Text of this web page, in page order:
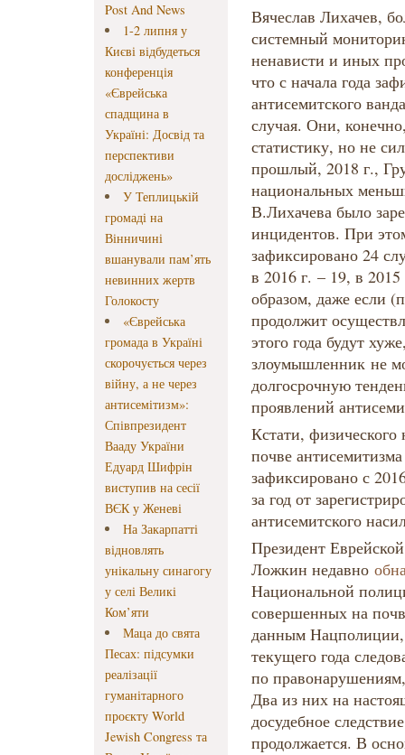
Post And News
1-2 липня у
Києві відбудеться
конференція
«Єврейська
спадщина в
Україні: Досвід та
перспективи
досліджень»
У Теплицькій
громаді на
Вінничині
вшанували пам’ять
невинних жертв
Голокосту
«Єврейська
громада в Україні
скорочується через
війну, а не через
антисемітизм»:
Співпрезидент
Вааду України
Едуард Шифрін
виступив на сесії
ВЄК у Женеві
На Закарпатті
відновлять
унікальну синагогу
у селі Великі
Ком’яти
Маца до свята
Песах: підсумки
реалізації
гуманітарного
проєкту World
Jewish Congress та
Вячеслав Лихачев,
системный
ненависти и иных
что с начала года
антисемитского
случая. Они,
статистику, но не
прошлый, 2018 г.,
национальных
В.Лихачева было
инцидентов. При
зафиксировано 24
в 2016 г. – 19, в
образом, даже если
продолжит
этого года будут
злоумышленник не
долгосрочную
проявлений
Кстати,
почве
зафиксировано с
за год от
антисемитского
Президент
Ложкин недавно
Национальной
совершенных на
данным Нацполиции,
текущего года
по
Два из них на
досудебное
продолжается. В